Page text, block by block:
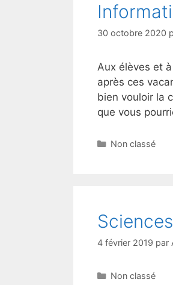
30 octobre 2020
Aux élèves et
après ces
bien vouloir la
que vous
Non classé
4 février 2019 par
Non classé